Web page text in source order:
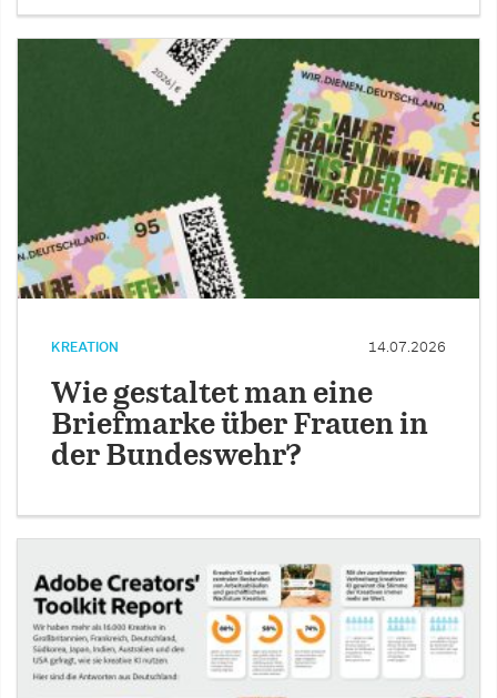
KREATION 14.07.2026
Wie gestaltet man eine
Briefmarke über Frauen in
der Bundeswehr?